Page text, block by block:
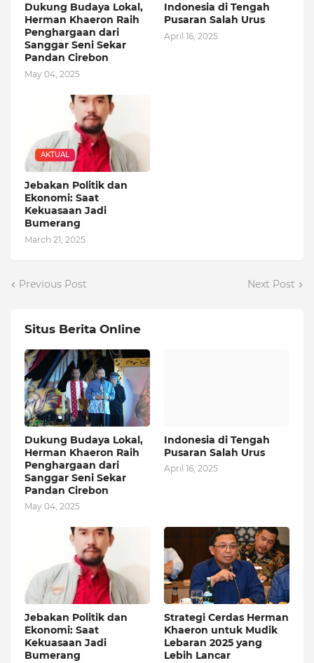
Dukung Budaya Lokal,
Herman Khaeron Raih
Penghargaan dari
Sanggar Seni Sekar
Pandan Cirebon
May 04, 2025
Indonesia di Tengah
Pusaran Salah Urus
April 16, 2025
AKTUAL
Jebakan Politik dan
Ekonomi: Saat
Kekuasaan Jadi
Bumerang
March 21, 2025
Previous Post Next Post
Situs Berita Online
Dukung Budaya Lokal,
Herman Khaeron Raih
Penghargaan dari
Sanggar Seni Sekar
Pandan Cirebon
May 04, 2025
Indonesia di Tengah
Pusaran Salah Urus
April 16, 2025
Jebakan Politik dan
Ekonomi: Saat
Kekuasaan Jadi
Bumerang
Strategi Cerdas Herman
Khaeron untuk Mudik
Lebaran 2025 yang
Lebih Lancar